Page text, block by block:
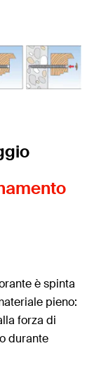
è spinta
pieno:
forza di
durante